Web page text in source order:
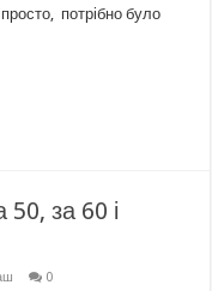
потрібно було
за 60 і
0